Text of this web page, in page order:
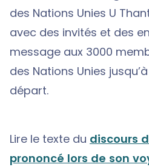
des Nations Unies U
avec des invités et des
message aux 3000
des Nations Unies
départ.
Lire le texte du discours
prononcé lors de son